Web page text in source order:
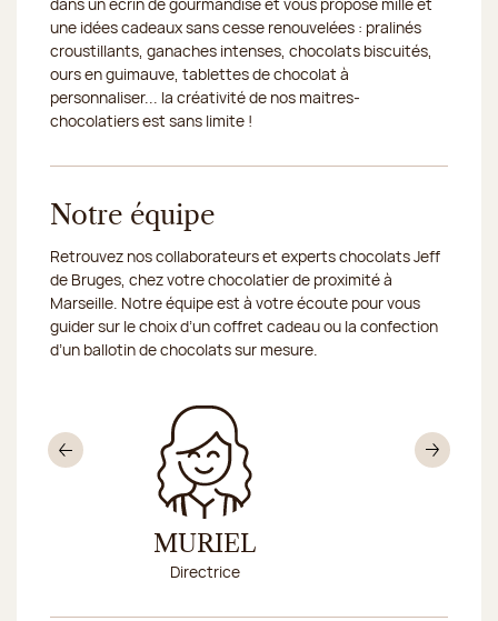
une idées cadeaux sans cesse renouvelées : pralinés
croustillants, ganaches intenses, chocolats biscuités,
ours en guimauve, tablettes de chocolat à
personnaliser... la créativité de nos maitres-
chocolatiers est sans limite !
Notre équipe
Retrouvez nos collaborateurs et experts chocolats Jeff
de Bruges, chez votre chocolatier de proximité à
Marseille. Notre équipe est à votre écoute pour vous
guider sur le choix d’un coffret cadeau ou la confection
d’un ballotin de chocolats sur mesure.
MURIEL
Directrice
Précédent